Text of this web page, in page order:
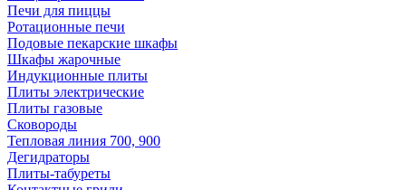
Печи для пиццы
Ротационные печи
Подовые пекарские шкафы
Шкафы жарочные
Индукционные плиты
Плиты электрические
Плиты газовые
Сковороды
Тепловая линия 700, 900
Дегидраторы
Плиты-табуреты